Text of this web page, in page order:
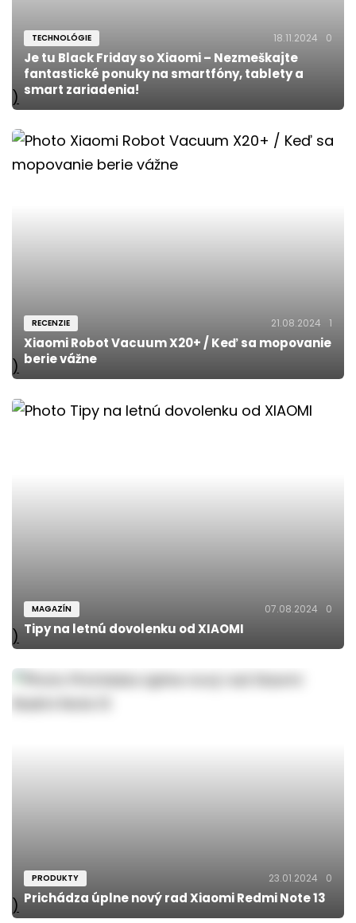
)
TECHNOLÓGIE 18.11.2024 0
Je tu Black Friday so Xiaomi – Nezmeškajte
fantastické ponuky na smartfóny, tablety a
smart zariadenia!
)
RECENZIE 21.08.2024 1
Xiaomi Robot Vacuum X20+ / Keď sa mopovanie
berie vážne
)
MAGAZÍN 07.08.2024 0
Tipy na letnú dovolenku od XIAOMI
)
PRODUKTY 23.01.2024 0
Prichádza úplne nový rad Xiaomi Redmi Note 13